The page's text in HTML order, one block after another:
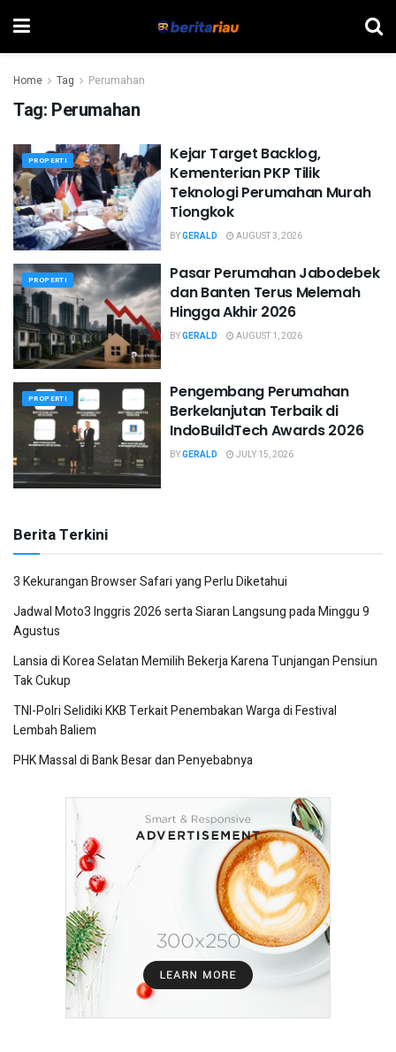
Home Tag Perumahan
Tag: Perumahan
PROPERTI
Kejar Target Backlog,
Kementerian PKP Tilik
Teknologi Perumahan Murah
Tiongkok
BYGERALD AUGUST 3, 2026
PROPERTI
Pasar Perumahan Jabodebek
dan Banten Terus Melemah
Hingga Akhir 2026
BYGERALD AUGUST 1, 2026
PROPERTI
Pengembang Perumahan
Berkelanjutan Terbaik di
IndoBuildTech Awards 2026
BYGERALD JULY 15, 2026
Berita Terkini
3 Kekurangan Browser Safari yang Perlu Diketahui
Jadwal Moto3 Inggris 2026 serta Siaran Langsung pada Minggu 9
Agustus
Lansia di Korea Selatan Memilih Bekerja Karena Tunjangan Pensiun
Tak Cukup
TNI-Polri Selidiki KKB Terkait Penembakan Warga di Festival
Lembah Baliem
PHK Massal di Bank Besar dan Penyebabnya